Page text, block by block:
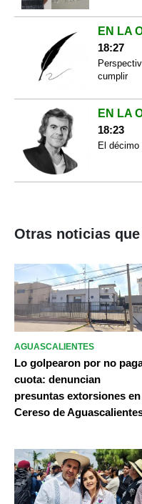
EN LA
18:27
cumplir
EN LA
18:23
El
Otras noticias
AGUASCALIENTES
Lo golpearon por no
cuota: denuncian
presuntas extorsiones en
Cereso de